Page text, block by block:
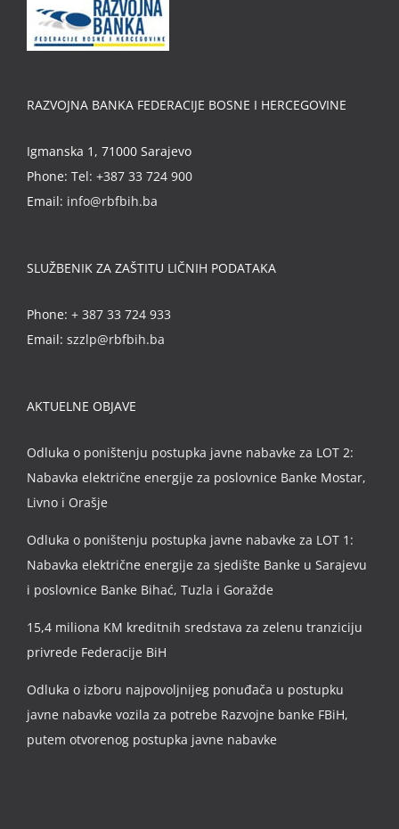
RAZVOJNA BANKA FEDERACIJE BOSNE I HERCEGOVINE
Igmanska 1, 71000 Sarajevo
Phone: Tel: +387 33 724 900
Email: info@rbfbih.ba
SLUŽBENIK ZA ZAŠTITU LIČNIH PODATAKA
Phone: + 387 33 724 933
Email: szzlp@rbfbih.ba
AKTUELNE OBJAVE
Odluka o poništenju postupka javne nabavke za LOT 2:
Nabavka električne energije za poslovnice Banke Mostar,
Livno i Orašje
Odluka o poništenju postupka javne nabavke za LOT 1:
Nabavka električne energije za sjedište Banke u Sarajevu
i poslovnice Banke Bihać, Tuzla i Goražde
15,4 miliona KM kreditnih sredstava za zelenu tranziciju
privrede Federacije BiH
Odluka o izboru najpovoljnijeg ponuđača u postupku
javne nabavke vozila za potrebe Razvojne banke FBiH,
putem otvorenog postupka javne nabavke